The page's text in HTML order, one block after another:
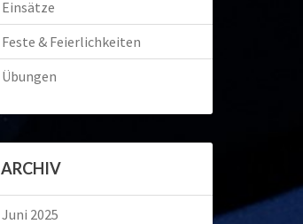
Einsätze
Feste & Feierlichkeiten
Übungen
ARCHIV
Juni 2025